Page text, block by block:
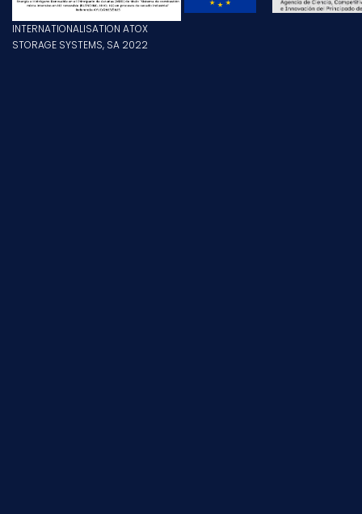
INTERNATIONALISATION ATOX
STORAGE SYSTEMS, SA 2022